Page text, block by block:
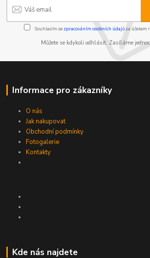
Souhlasím se zpracováním osobních údajůza účelem
Můžete se kdykoli odhlásit. Zasíláme
Informace pro zákazníky
O nás
Jak nakupovat
Obchodní podmínky
Fotogalerie
Kontakty
Kde nás najdete